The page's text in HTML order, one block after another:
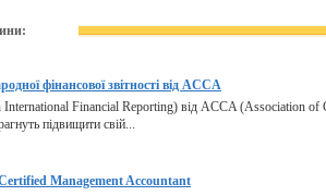
фінансової звітності від ACCA
Financial Reporting) від ACCA (Association of
підвищити свій...
Management Accountant